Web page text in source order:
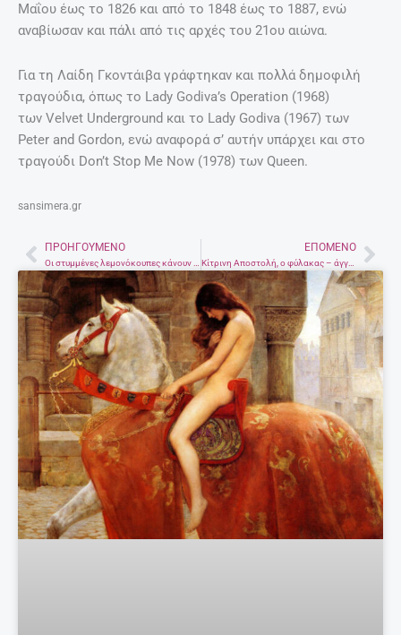
Μαΐου έως το 1826 και από το 1848 έως το 1887, ενώ
αναβίωσαν και πάλι από τις αρχές του 21ου αιώνα.
Για τη Λαίδη Γκοντάιβα γράφτηκαν και πολλά δημοφιλή
τραγούδια, όπως το Lady Godiva’s Operation (1968)
των Velvet Underground και το Lady Godiva (1967) των
Peter and Gordon, ενώ αναφορά σ’ αυτήν υπάρχει και στο
τραγούδι Don’t Stop Me Now (1978) των Queen.
sansimera.gr
PrevΠΡΟΗΓΟΎΜΕΝΟ ΕΠΌΜΕΝΟ
Κίτρινη Αποστολή, ο φύλακας – άγγελος των ανθρώπων που